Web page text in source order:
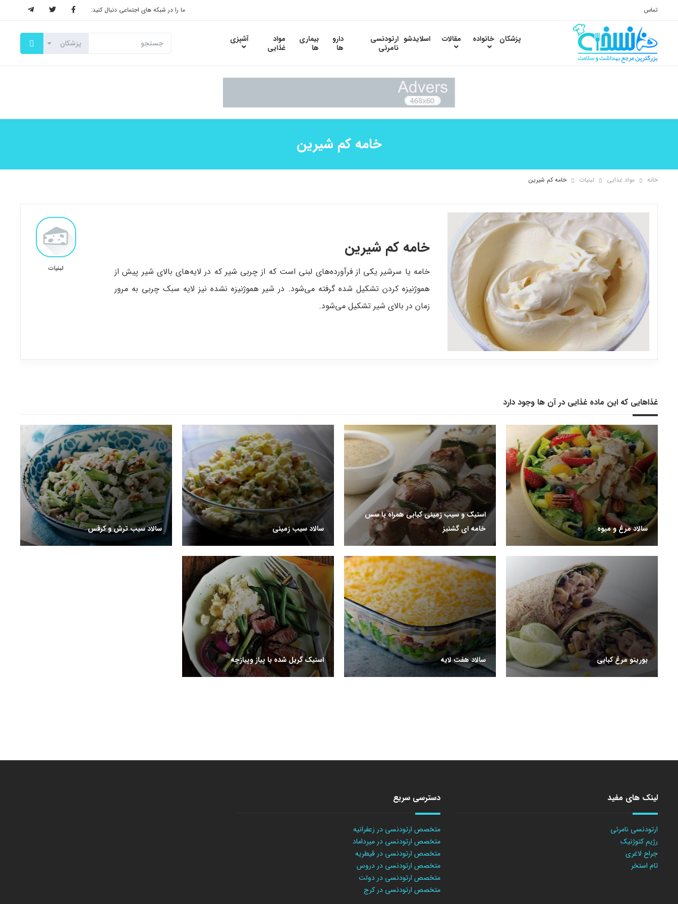
تماس ما را در شبکه های اجتماعی دنبال کنید:
پزشکان خانواده مقالات اسلایدشو ارتودنسی
نامرئی
دارو
ها
بیماری
ها
مواد
غذایی
آشپزی
خامه کم شیرین
خانه مواد غذایی لبنیات خامه کم شیرین
خامه کم شیرین
خامه یا سرشیر یکی از فرآورده‌های لبنی است که از چربی شیر که در لایه‌های بالای شیر پیش از
هموژنیزه کردن تشکیل شده گرفته می‌شود. در شیر هموژنیزه نشده نیز لایه سبک چربی به مرور
زمان در بالای شیر تشکیل می‌شود.
لبنیات
غذاهایی که این ماده غذایی در آن ها وجود دارد
سالاد مرغ و میوه
استیک و سیب زمینی کبابی همراه با سس
خامه ای گشنیز
سالاد سیب زمینی سالاد سیب ترش و کرفس
بوریتو مرغ کبابی سالاد هفت لایه استیک گریل شده با پیاز وپیازچه
لینک های مفید
ارتودنسی نامرئی
رژیم کتوژنیک
جراح لاغری
تام استخر
دسترسی سریع
متخصص ارتودنسی در زعفرانیه
متخصص ارتودنسی در میرداماد
متخصص ارتودنسی در قیطریه
متخصص ارتودنسی در دروس
متخصص ارتودنسی در دولت
متخصص ارتودنسی در کرج